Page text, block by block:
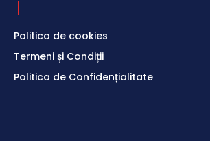
Politica de cookies
Termeni și Condiții
Politica de Confidențialitate